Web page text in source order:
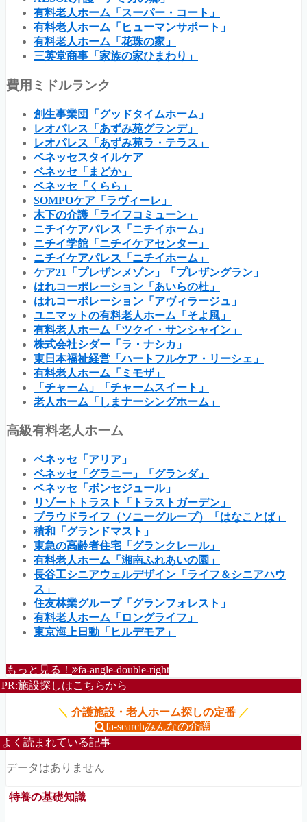
有料老人ホーム「スーパー・コート」
有料老人ホーム「ヒューマンサポート」
有料老人ホーム「花珠の家」
三英堂商事「家族の家ひまわり」
費用ミドルランク
創生事業団「グッドタイムホーム」
レオパレス「あずみ苑グランデ」
レオパレス「あずみ苑ラ・テラス」
ベネッセスタイルケア
ベネッセ「まどか」
ベネッセ「くらら」
SOMPOケア「ラヴィーレ」
木下の介護「ライフコミューン」
ニチイケアパレス「ニチイホーム」
ニチイ学館「ニチイケアセンター」
ニチイケアパレス「ニチイホーム」
ケア21「プレザンメゾン」「プレザングラン」
はれコーポレーション「あいらの杜」
はれコーポレーション「アヴィラージュ」
ユニマットの有料老人ホーム「そよ風」
有料老人ホーム「ツクイ・サンシャイン」
株式会社シダー「ラ・ナシカ」
東日本福祉経営「ハートフルケア・リーシェ」
有料老人ホーム「ミモザ」
「チャーム」「チャームスイート」
老人ホーム「しまナーシングホーム」
高級有料老人ホーム
ベネッセ「アリア」
ベネッセ「グラニー」「グランダ」
ベネッセ「ボンセジュール」
リゾートトラスト「トラストガーデン」
プラウドライフ（ソニーグループ）「はなことば」
積和「グランドマスト」
東急の高齢者住宅「グランクレール」
有料老人ホーム「湘南ふれあいの園」
長谷工シニアウェルデザイン「ライフ＆シニアハウ
ス」
住友林業グループ「グランフォレスト」
有料老人ホーム「ロングライフ」
東京海上日動「ヒルデモア」
もっと見る！ fa-angle-double-right
PR:施設探しはこちらから
＼ 介護施設・老人ホーム探しの定番 ／
fa-searchみんなの介護
よく読まれている記事
データはありません
特養の基礎知識